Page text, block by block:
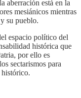
aberración está en la
mesiánicos mientras
su pueblo.
espacio político del
histórica que
por ello es
sectarismos para